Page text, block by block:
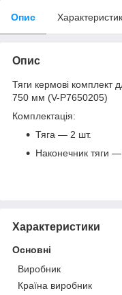
Опис
Опис
Тяги кермові комплект
750 мм (V-P7650205)
Комплектація:
Тяга — 2 шт.
Наконечник тяги
Характеристики
Основні
Виробник
Країна виробник